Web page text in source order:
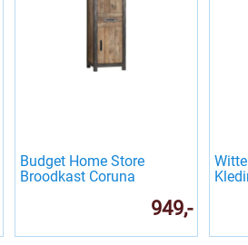
Budget Home Store
Broodkast Coruna
949,-